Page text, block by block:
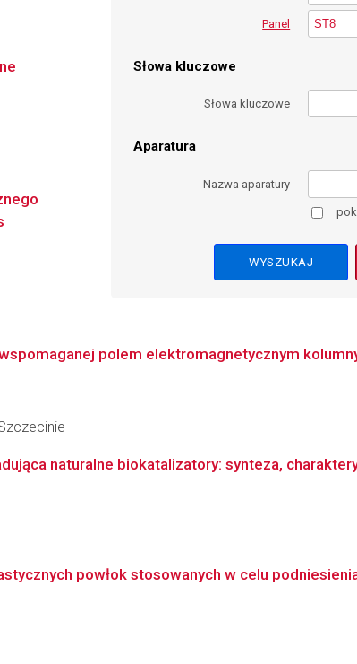
Panel ST8
Słowa kluczowe
Słowa kluczowe
Aparatura
Nazwa aparatury
polem elektromagnetycznym
naturalne biokatalizatory: synteza,
powłok stosowanych w celu